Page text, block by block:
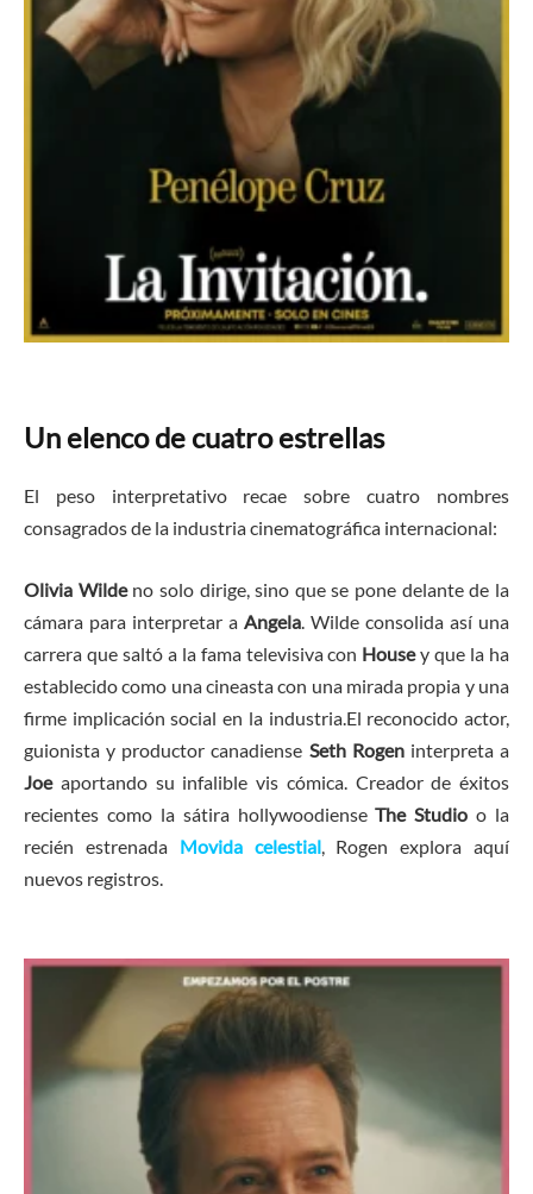
​Un elenco de cuatro estrellas
​El peso interpretativo recae sobre cuatro nombres
consagrados de la industria cinematográfica internacional:
​Olivia Wildeno solo dirige, sino que se pone delante de la
cámara para interpretar a Angela . Wilde consolida así una
carrera que saltó a la fama televisiva con Housey que la ha
establecido como una cineasta con una mirada propia y una
firme implicación social en la industria. ​ El reconocido actor,
guionista y productor canadiense Seth Rogeninterpreta a
Joe aportando su infalible vis cómica. Creador de éxitos
recientes como la sátira hollywoodienseThe Studio o la
recién estrenada Movida celestial, Rogen explora aquí
nuevos registros.